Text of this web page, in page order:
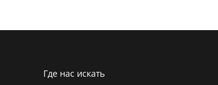
Где нас искать